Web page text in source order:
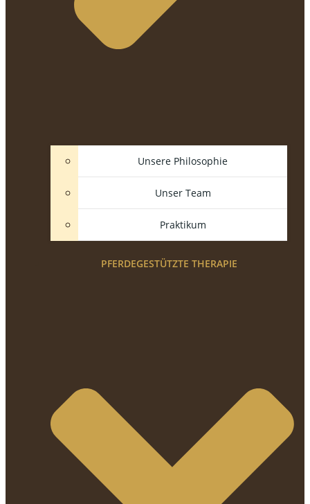
Unsere Philosophie
Unser Team
Praktikum
PFERDEGESTÜTZTE THERAPIE